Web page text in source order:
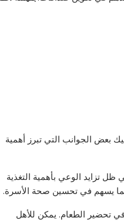
بعض الجوانب التي تبرز أهمية
تزايد الوعي بأهمية التغذية
يسهم في تحسين صحة الأسرة.
تحضير الطعام. يمكن للأهل